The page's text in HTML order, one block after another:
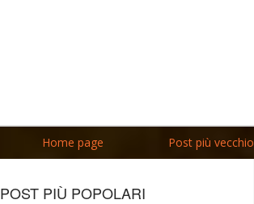
Home page Post più vecchio
POST PIÙ POPOLARI